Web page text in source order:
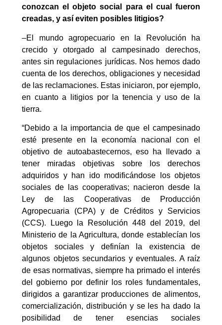
conozcan el objeto social para el cual fueron
creadas, y así eviten posibles litigios?
–El mundo agropecuario en la Revolución ha
crecido y otorgado al campesinado derechos,
antes sin regulaciones jurídicas. Nos hemos dado
cuenta de los derechos, obligaciones y necesidad
de las reclamaciones. Estas iniciaron, por ejemplo,
en cuanto a litigios por la tenencia y uso de la
tierra.
“Debido a la importancia de que el campesinado
esté presente en la economía nacional con el
objetivo de autoabastecernos, eso ha llevado a
tener miradas objetivas sobre los derechos
adquiridos y han ido modificándose los objetos
sociales de las cooperativas; nacieron desde la
Ley de las Cooperativas de Producción
Agropecuaria (CPA) y de Créditos y Servicios
(CCS). Luego la Resolución 448 del 2019, del
Ministerio de la Agricultura, donde establecían los
objetos sociales y definían la existencia de
algunos objetos secundarios y eventuales. A raíz
de esas normativas, siempre ha primado el interés
del gobierno por definir los roles fundamentales,
dirigidos a garantizar producciones de alimentos,
comercialización, distribución y se les ha dado la
posibilidad de tener esencias sociales